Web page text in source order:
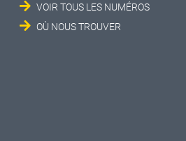
VOIR TOUS LES NUMÉROS
OÙ NOUS TROUVER